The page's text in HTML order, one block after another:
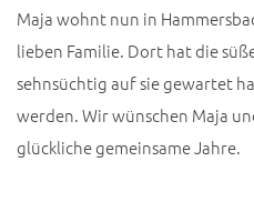
Maja wohnt nun in
lieben Familie. Dort hat die
sehnsüchtig auf sie gewartet
werden. Wir wünschen Maja
glückliche gemeinsame Jahre.